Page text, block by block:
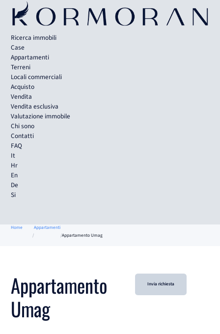
Ricerca immobili
Case
Appartamenti
Terreni
Locali commerciali
Acquisto
Vendita
Vendita esclusiva
Valutazione immobile
Chi sono
Contatti
FAQ
It
Hr
En
De
Si
Home
Appartamenti
Appartamento Umag
Appartamento
Umag
Invia richiesta